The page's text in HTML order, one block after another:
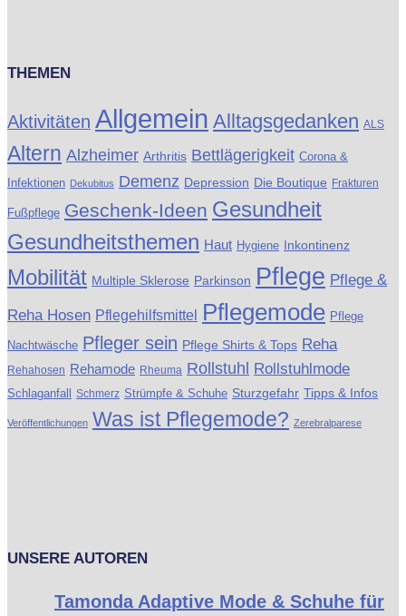
THEMEN
Aktivitäten Allgemein Alltagsgedanken ALS
Altern Alzheimer Arthritis Bettlägerigkeit Corona &
Infektionen Dekubitus Demenz Depression Die Boutique Frakturen
Fußpflege Geschenk-Ideen Gesundheit
Gesundheitsthemen Haut Hygiene Inkontinenz
Mobilität Multiple Sklerose Parkinson Pflege Pflege &
Reha Hosen Pflegehilfsmittel Pflegemode Pflege
Nachtwäsche Pfleger sein Pflege Shirts & Tops Reha
Rehahosen Rehamode Rheuma Rollstuhl Rollstuhlmode
Schlaganfall Schmerz Strümpfe & Schuhe Sturzgefahr Tipps & Infos
Veröffentlichungen Was ist Pflegemode? Zerebralparese
UNSERE AUTOREN
Tamonda Adaptive Mode & Schuhe für